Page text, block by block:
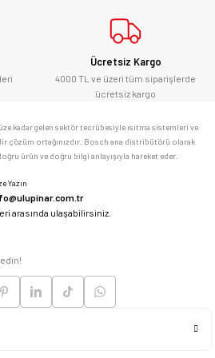
Ücretsiz Kargo
4000 TL ve üzeri tüm siparişlerde
ücretsiz kargo
kadar gelen sektör tecrübesiyle ısıtma sistemleri ve
çözüm ortağınızdır. Bosch ana distribütörü olarak
ürün ve doğru bilgi anlayışıyla hareket eder.
Yazın
arasında ulaşabilirsiniz.